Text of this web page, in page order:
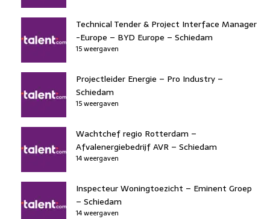
Technical Tender & Project Interface Manager
-Europe – BYD Europe – Schiedam
15 weergaven
Projectleider Energie – Pro Industry –
Schiedam
15 weergaven
Wachtchef regio Rotterdam –
Afvalenergiebedrijf AVR – Schiedam
14 weergaven
Inspecteur Woningtoezicht – Eminent Groep
– Schiedam
14 weergaven